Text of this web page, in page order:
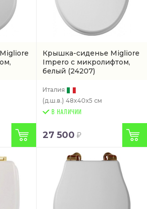
Крышка-сиденье Migliore
Impero с микролифтом,
белый (24207)
Италия
(д.ш.в.) 48x40x5 см
В НАЛИЧИИ
27 500